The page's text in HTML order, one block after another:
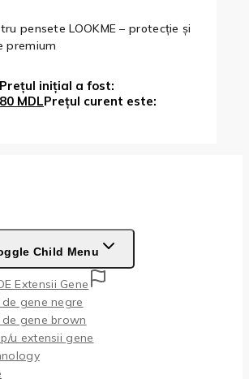
pensete LOOKME – protecție și
premium
Prețul inițial a fost:
80 MDLPrețul curent este:
Child Menu
Extensii Gene
gene negre
de gene brown
u extensii gene